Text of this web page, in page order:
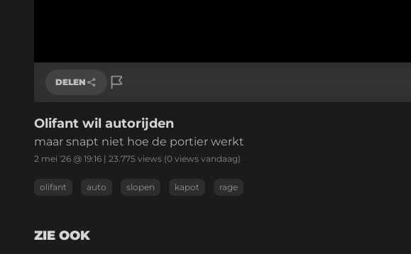
DELEN
Link kopiëren
Olifant wil autorijden
maar snapt niet hoe de portier werkt
2 mei '26 @ 19:16 | 23.775 views (0 views vandaag)
olifant auto slopen kapot rage
ZIE OOK